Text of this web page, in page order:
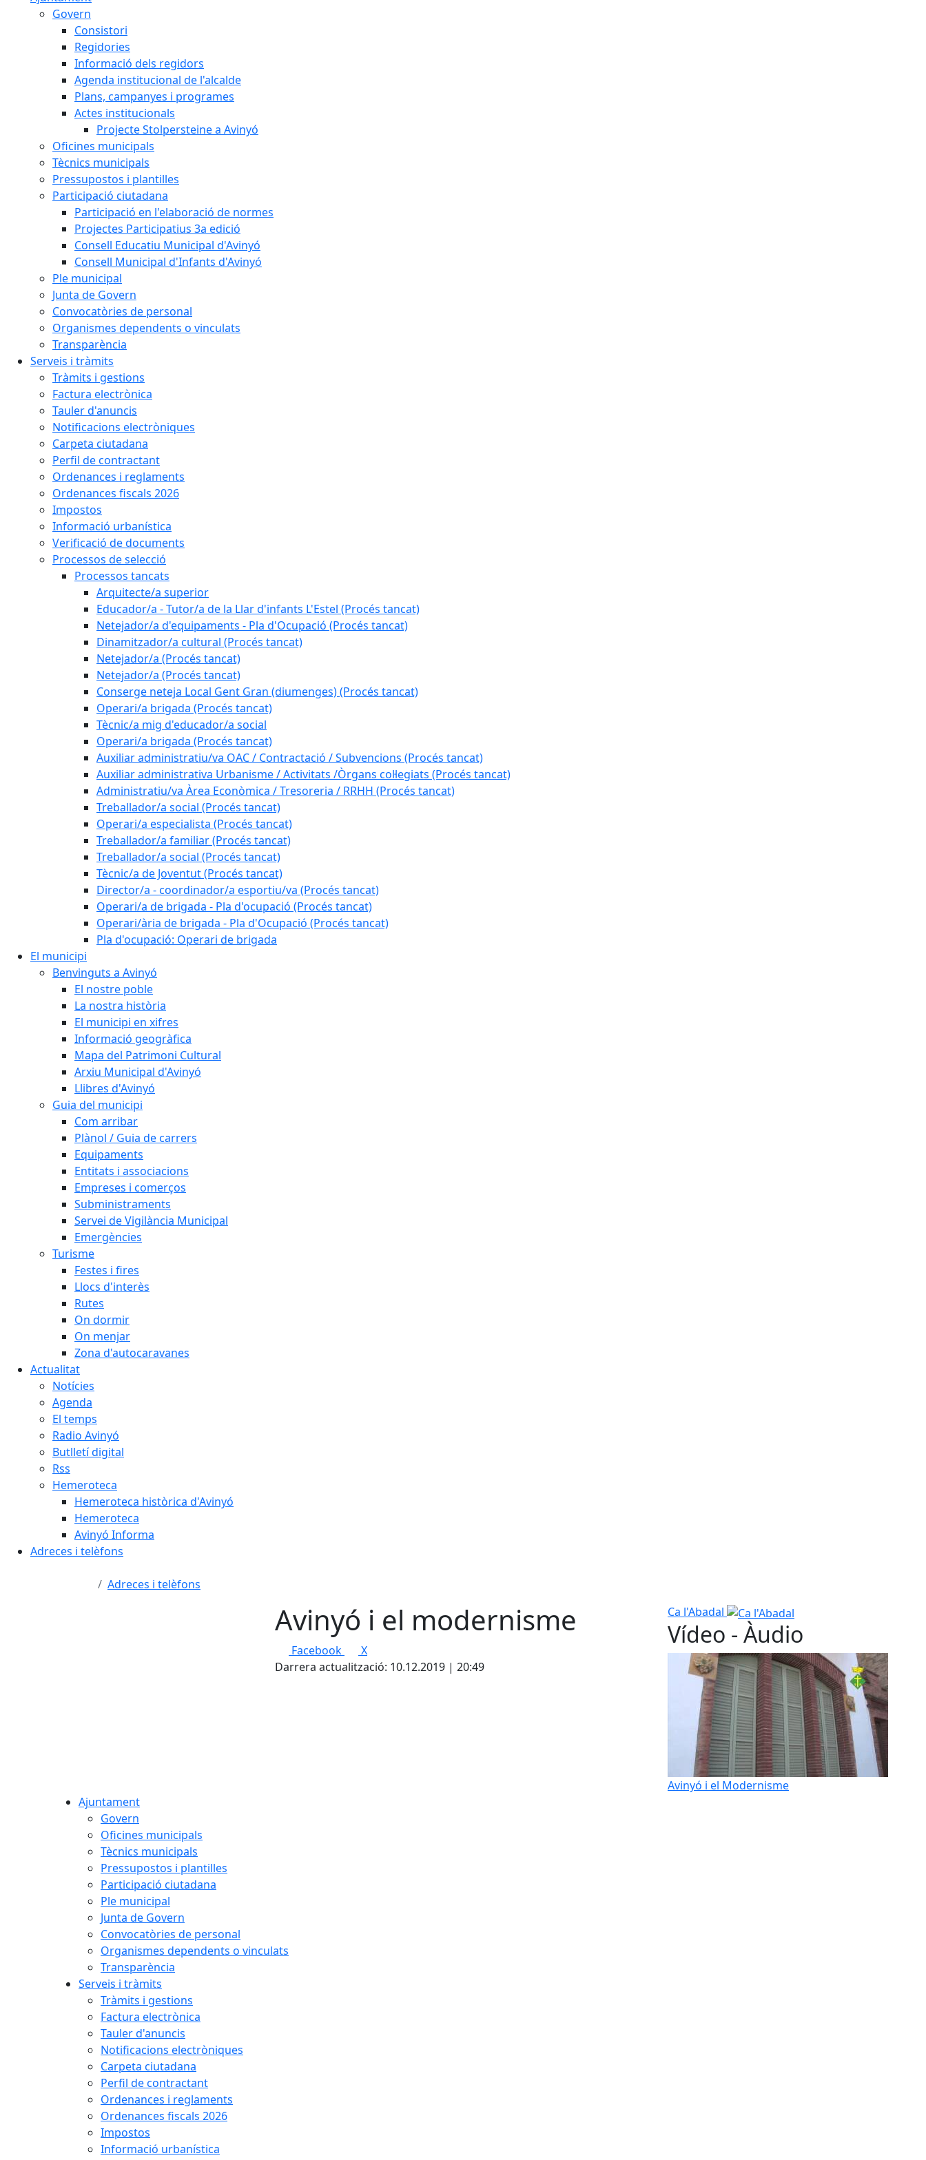
Govern
Consistori
Regidories
Informació dels regidors
Agenda institucional de l'alcalde
Plans, campanyes i programes
Actes institucionals
Projecte Stolpersteine a Avinyó
Oficines municipals
Tècnics municipals
Pressupostos i plantilles
Participació ciutadana
Participació en l'elaboració de normes
Projectes Participatius 3a edició
Consell Educatiu Municipal d'Avinyó
Consell Municipal d'Infants d'Avinyó
Ple municipal
Junta de Govern
Convocatòries de personal
Organismes dependents o vinculats
Transparència
Serveis i tràmits
Tràmits i gestions
Factura electrònica
Tauler d'anuncis
Notificacions electròniques
Carpeta ciutadana
Perfil de contractant
Ordenances i reglaments
Ordenances fiscals 2026
Impostos
Informació urbanística
Verificació de documents
Processos de selecció
Processos tancats
Arquitecte/a superior
Educador/a - Tutor/a de la Llar d'infants L'Estel (Procés tancat)
Netejador/a d'equipaments - Pla d'Ocupació (Procés tancat)
Dinamitzador/a cultural (Procés tancat)
Netejador/a (Procés tancat)
Netejador/a (Procés tancat)
Conserge neteja Local Gent Gran (diumenges) (Procés tancat)
Operari/a brigada (Procés tancat)
Tècnic/a mig d'educador/a social
Operari/a brigada (Procés tancat)
Auxiliar administratiu/va OAC / Contractació / Subvencions (Procés tancat)
Auxiliar administrativa Urbanisme / Activitats /Òrgans col·legiats (Procés tancat)
Administratiu/va Àrea Econòmica / Tresoreria / RRHH (Procés tancat)
Treballador/a social (Procés tancat)
Operari/a especialista (Procés tancat)
Treballador/a familiar (Procés tancat)
Treballador/a social (Procés tancat)
Tècnic/a de Joventut (Procés tancat)
Director/a - coordinador/a esportiu/va (Procés tancat)
Operari/a de brigada - Pla d'ocupació (Procés tancat)
Operari/ària de brigada - Pla d'Ocupació (Procés tancat)
Pla d'ocupació: Operari de brigada
El municipi
Benvinguts a Avinyó
El nostre poble
La nostra història
El municipi en xifres
Informació geogràfica
Mapa del Patrimoni Cultural
Arxiu Municipal d'Avinyó
Llibres d'Avinyó
Guia del municipi
Com arribar
Plànol / Guia de carrers
Equipaments
Entitats i associacions
Empreses i comerços
Subministraments
Servei de Vigilància Municipal
Emergències
Turisme
Festes i fires
Llocs d'interès
Rutes
On dormir
On menjar
Zona d'autocaravanes
Actualitat
Notícies
Agenda
El temps
Radio Avinyó
Butlletí digital
Rss
Hemeroteca
Hemeroteca històrica d'Avinyó
Hemeroteca
Avinyó Informa
Adreces i telèfons
Adreces i telèfons
Avinyó i el modernisme
Facebook
X
Darrera actualització: 10.12.2019 | 20:49
Ca l'Abadal
Vídeo - Àudio
Avinyó i el Modernisme
Ajuntament
Govern
Oficines municipals
Tècnics municipals
Pressupostos i plantilles
Participació ciutadana
Ple municipal
Junta de Govern
Convocatòries de personal
Organismes dependents o vinculats
Transparència
Serveis i tràmits
Tràmits i gestions
Factura electrònica
Tauler d'anuncis
Notificacions electròniques
Carpeta ciutadana
Perfil de contractant
Ordenances i reglaments
Ordenances fiscals 2026
Impostos
Informació urbanística